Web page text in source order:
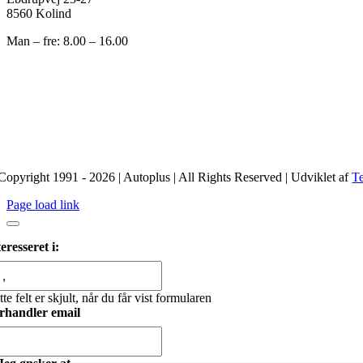
8560 Kolind
Man – fre: 8.00 – 16.00
1991 - 2026 | Autoplus | All Rights Reserved | Udviklet af
Page load link
i:
felt er skjult, når du får vist formularen
email